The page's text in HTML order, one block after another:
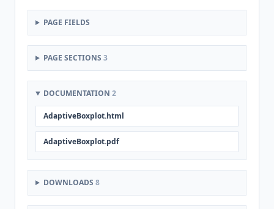
PAGE FIELDS
PAGE SECTIONS 3
DOCUMENTATION 2
AdaptiveBoxplot.html
AdaptiveBoxplot.pdf
DOWNLOADS 8